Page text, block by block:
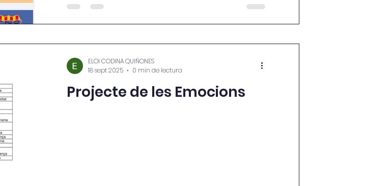
Projecte de les Emocions
ELOI CODINA QUIÑONES
18 sept 2025
0 min de lectura